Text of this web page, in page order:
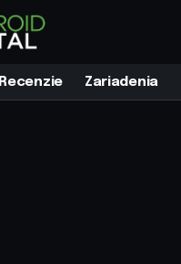
Recenzie Zariadenia